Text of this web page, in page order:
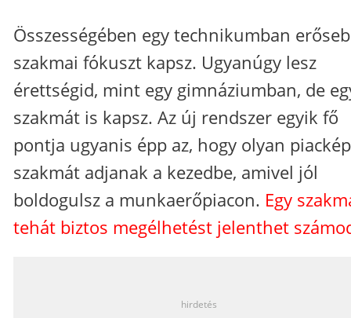
Összességében egy technikumban
szakmai fókuszt kapsz. Ugyanúgy lesz
érettségid, mint egy gimnáziumban, de
szakmát is kapsz. Az új rendszer egyik fő
pontja ugyanis épp az, hogy olyan
szakmát adjanak a kezedbe, amivel jól
boldogulsz a munkaerőpiacon. Egy
tehát biztos megélhetést jelenthet
hirdetés